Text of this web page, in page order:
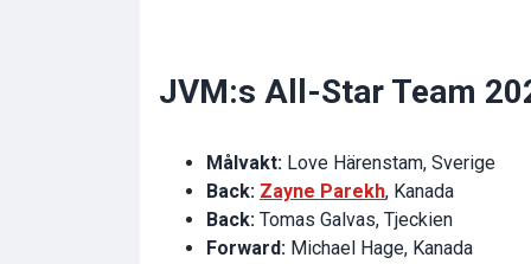
JVM:s All-Star Team
Målvakt: Love Härenstam, Sverige
Back: Zayne Parekh, Kanada
Back: Tomas Galvas, Tjeckien
Forward: Michael Hage, Kanada